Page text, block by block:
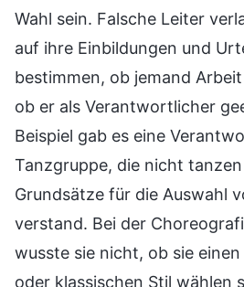
Wahl sein. Falsche Leiter
auf ihre Einbildungen und
bestimmen, ob jemand
ob er als Verantwortlicher
Beispiel gab es eine
Tanzgruppe, die nicht
Grundsätze für die Auswahl
verstand. Bei der
wusste sie nicht, ob sie
oder klassischen Stil wählen